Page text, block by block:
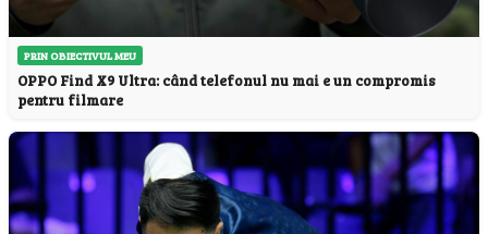
PRIN OBIECTIVUL MEU
OPPO Find X9 Ultra: când telefonul nu mai e un compromis
pentru filmare